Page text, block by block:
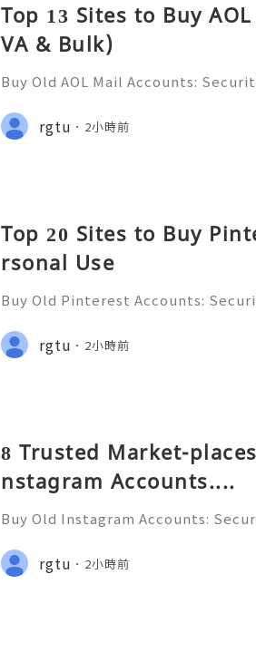
Top 13 Sites to Buy
VA & Bulk)
Buy Old AOL Mail Accounts:
2026 🚪🚀💬📞📩 We’re always
💼⏰📩🌟🌐✨ We are available on
rgtu 2小時前
Top 20 Sites to Buy
rsonal Use
Buy Old Pinterest Accounts:
ide 2026 🚪🚀💬📞📩 We’re
💯🔥 💼⏰📩🌟🌐✨ We are
rgtu 2小時前
8 Trusted Market-
nstagram Accounts....
Buy Old Instagram Accounts:
uide 2026 🚪🚀💬📞📩 We’re
😊💯🔥 💼⏰📩🌟🌐✨ We are
rgtu 2小時前